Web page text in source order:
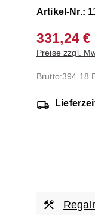
Artikel-Nr.:
331,24 €
Preise zzgl.
Brutto:394.18